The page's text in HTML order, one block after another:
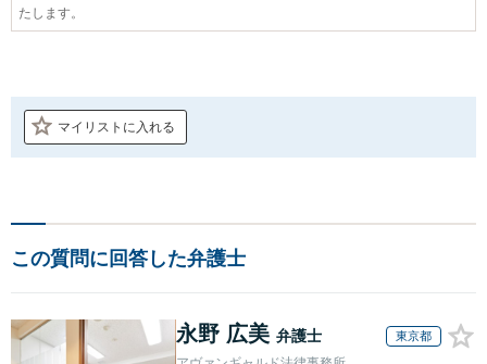
たします。
マイリストに入れる
この質問に回答した弁護士
永野 広美 弁護士 東京都